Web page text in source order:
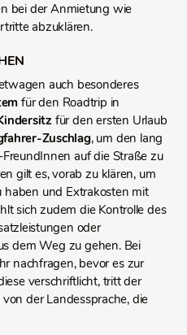
bei der Anmietung wie
abzuklären.
auch besonderes
für den Roadtrip in
für den ersten Urlaub
Zuschlag, um den lang
auf die Straße zu
gilt es, vorab zu klären, um
haben und Extrakosten mit
sich zudem die Kontrolle des
oder
dem Weg zu gehen. Bei
nachfragen, bevor es zur
verschriftlicht, tritt der
der Landessprache, die